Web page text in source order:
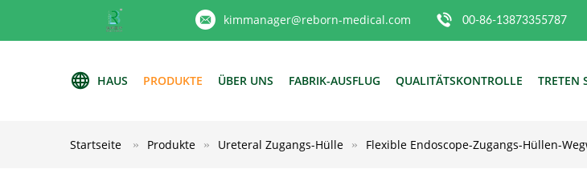
kimmanager@reborn-medical.com 00-86-13873355787
HAUS PRODUKTE ÜBER UNS FABRIK-AUSFLUG QUALITÄTSKONTROLLE TRETEN
Startseite Produkte Ureteral Zugangs-Hülle Flexible Endoscope-Zugangs-Hüllen-